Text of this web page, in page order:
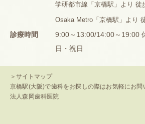
学研都市線「京橋駅」より 徒
Osaka Metro「京橋駅」より
診療時間
9:00～13:00/14:00～19:00
日・祝日
＞サイトマップ
京橋駅(大阪)で歯科をお探しの際はお気軽にお
法人森岡歯科医院